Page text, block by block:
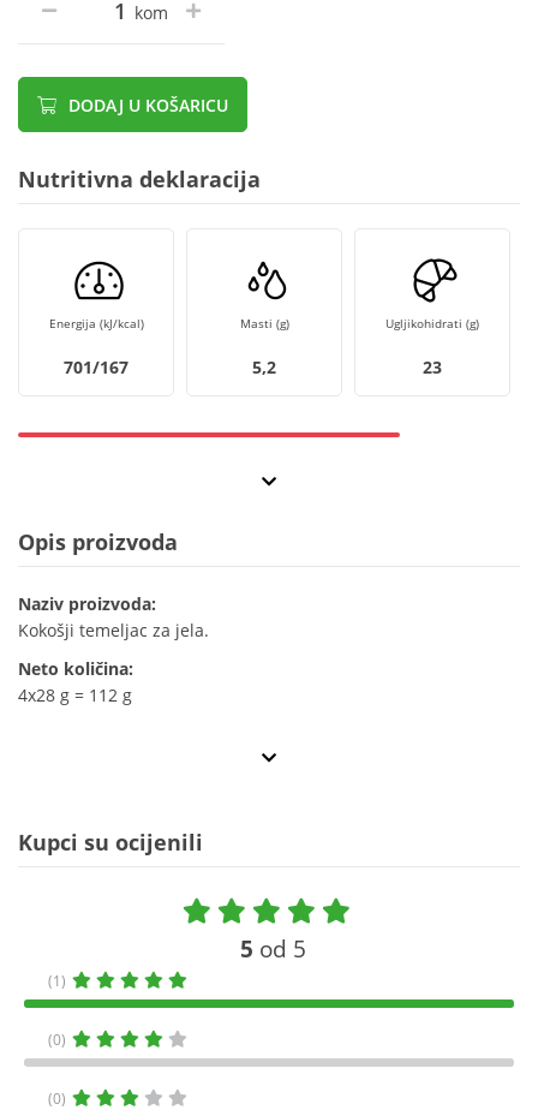
kom
DODAJ U KOŠARICU
Nutritivna deklaracija
Energija (kJ/kcal)
701/167
Masti (g)
5,2
Ugljikohidrati (g)
23
Opis proizvoda
Naziv proizvoda:
Kokošji temeljac za jela.
Neto količina:
4x28 g = 112 g
Kupci su ocijenili
5 od 5
(1)
(0)
(0)